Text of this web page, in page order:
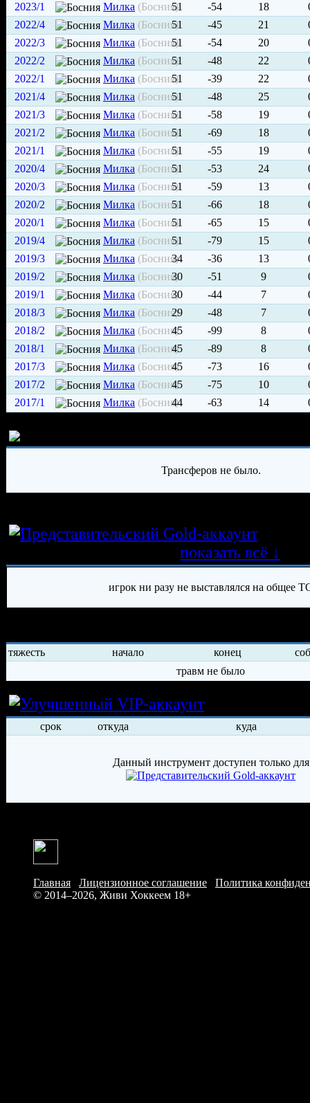
2023/1
Милка (Босния)
51 -54 18
2022/4
Милка (Босния)
51 -45 21
2022/3
Милка (Босния)
51 -54 20
2022/2
Милка (Босния)
51 -48 22
2022/1
Милка (Босния)
51 -39 22
2021/4
Милка (Босния)
51 -48 25
2021/3
Милка (Босния)
51 -58 19
2021/2
Милка (Босния)
51 -69 18
2021/1
Милка (Босния)
51 -55 19
2020/4
Милка (Босния)
51 -53 24
2020/3
Милка (Босния)
51 -59 13
2020/2
Милка (Босния)
51 -66 18
2020/1
Милка (Босния)
51 -65 15
2019/4
Милка (Босния)
51 -79 15
2019/3
Милка (Босния)34 -36 13
2019/2
Милка (Босния)30 -51 9
2019/1
Милка (Босния)30 -44 7
2018/3
Милка (Босния)29 -48 7
2018/2
Милка (Босния)45 -99 8
2018/1
Милка (Босния)45 -89 8
2017/3
Милка (Босния)45 -73 16
2017/2
Милка (Босния)45 -75 10
2017/1
Милка (Босния)44 -63 14
Трансферов не было.
показать всё ↓
игрок ни разу не выставлялся на общее
тяжесть начало конец
травм не было
Условия
срок откуда куда
Данный инструмент доступен только для
Главная Лицензионное соглашение
Политика
© 2014–2026, Живи Хоккеем 18+